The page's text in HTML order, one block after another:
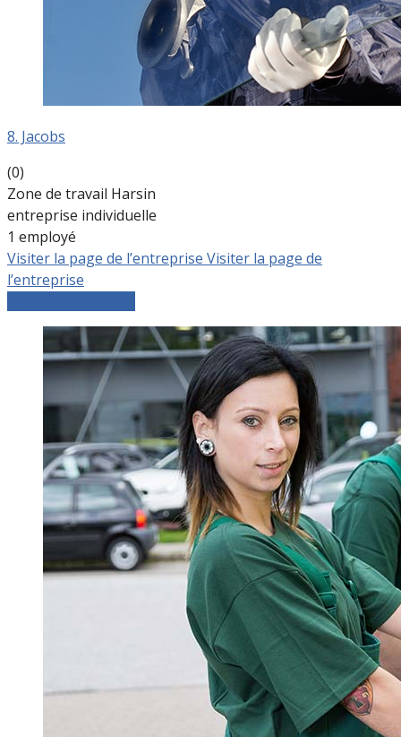
8. Jacobs
(0)
Zone de travail Harsin
entreprise individuelle
1 employé
Visiter la page de l’entreprise Visiter la page de
l’entreprise